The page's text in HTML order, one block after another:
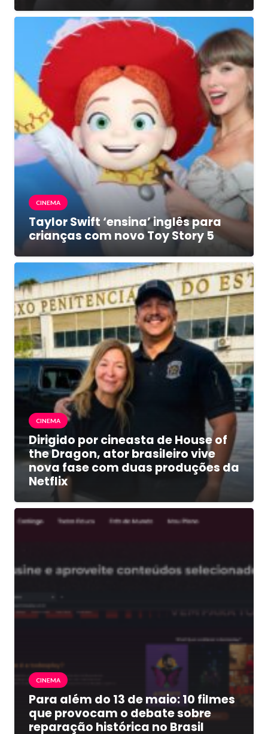
CINEMA
Taylor Swift ‘ensina’ inglês para
crianças com novo Toy Story 5
CINEMA
Dirigido por cineasta de House of
the Dragon, ator brasileiro vive
nova fase com duas produções da
Netflix
CINEMA
Para além do 13 de maio: 10 filmes
que provocam o debate sobre
reparação histórica no Brasil